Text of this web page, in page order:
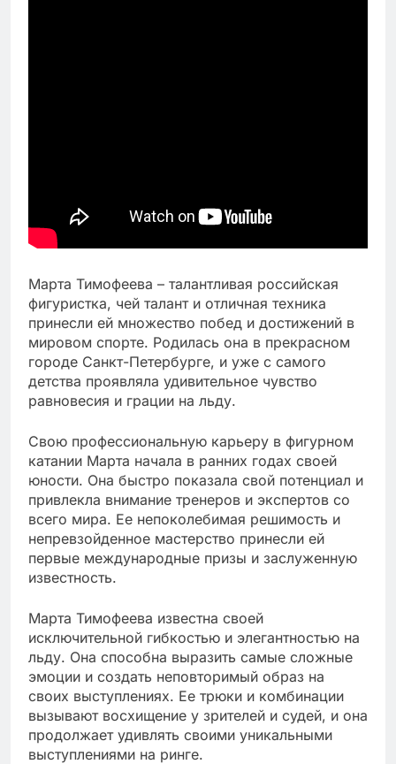
Марта Тимофеева – талантливая российская
фигуристка, чей талант и отличная техника
принесли ей множество побед и достижений в
мировом спорте. Родилась она в прекрасном
городе Санкт-Петербурге, и уже с самого
детства проявляла удивительное чувство
равновесия и грации на льду.
Свою профессиональную карьеру в фигурном
катании Марта начала в ранних годах своей
юности. Она быстро показала свой потенциал и
привлекла внимание тренеров и экспертов со
всего мира. Ее непоколебимая решимость и
непревзойденное мастерство принесли ей
первые международные призы и заслуженную
известность.
Марта Тимофеева известна своей
исключительной гибкостью и элегантностью на
льду. Она способна выразить самые сложные
эмоции и создать неповторимый образ на
своих выступлениях. Ее трюки и комбинации
вызывают восхищение у зрителей и судей, и она
продолжает удивлять своими уникальными
выступлениями на ринге.